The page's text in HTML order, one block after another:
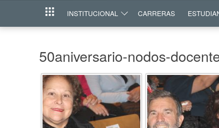
INICIO INSTITUCIONAL CARRERAS
50aniversario-nodos-